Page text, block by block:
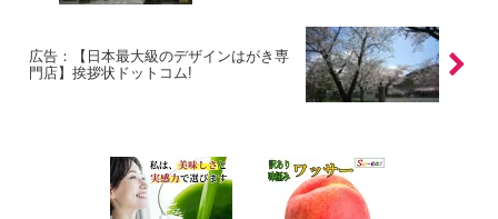
広告：【日本最大級のデザインはがき専
門店】挨拶状ドットコム!